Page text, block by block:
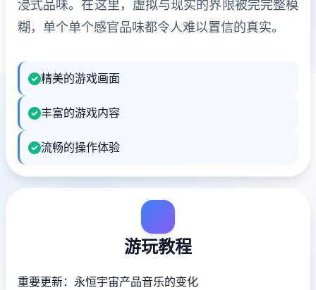
浸式品味。在这里，虚拟与现实的界限被完完整模
糊，单个单个感官品味都令人难以置信的真实。
精美的游戏画面
丰富的游戏内容
流畅的操作体验
游玩教程
重要更新：永恒宇宙产品音乐的变化